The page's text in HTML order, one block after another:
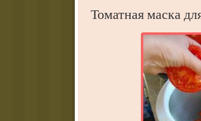
Томатная маска